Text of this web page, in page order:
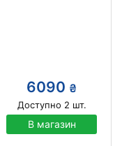
6090 ₴
Доступно 2 шт.
В магазин